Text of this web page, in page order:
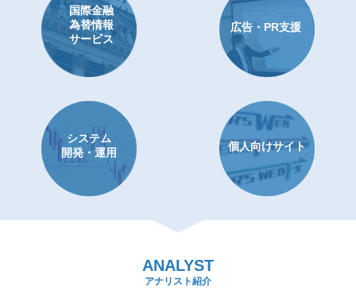
国際金融
為替情報
サービス
広告・PR支援
システム
開発・運用
個人向けサイト
ANALYST
アナリスト紹介